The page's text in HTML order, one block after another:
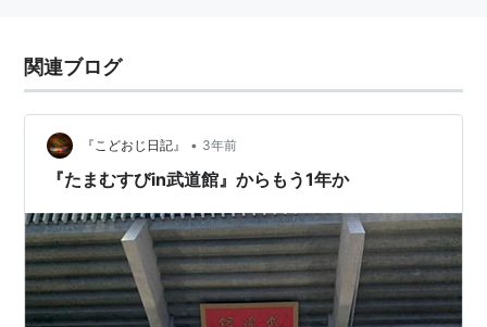
関連ブログ
『こどおじ日記』 • 3年前
『たまむすびin武道館』からもう1年か